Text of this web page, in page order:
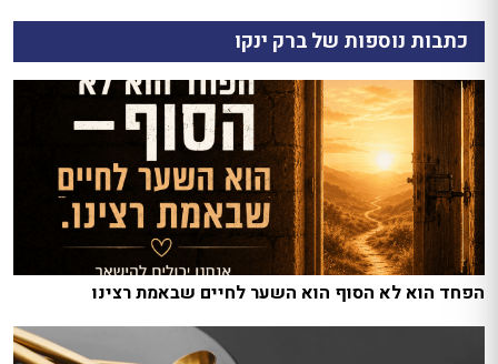
כתבות נוספות של ברק ינקו
הפחד הוא לא הסוף הוא השער לחיים שבאמת רצינו